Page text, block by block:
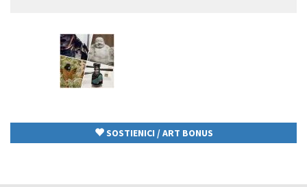
SOSTIENICI / ART BONUS